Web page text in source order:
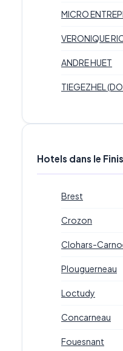
MICRO
VERONIQUE
ANDRE HUET
TIEGEZHEL
Hotels dans le
Brest
Crozon
Clohars-
Plouguerneau
Loctudy
Concarneau
Fouesnant